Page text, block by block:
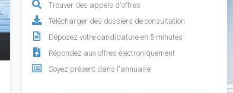
Trouver des appels d'offres
Télécharger des dossiers de consultation
Déposez votre candidature en 5 minutes
Répondez aux offres électroniquement
Soyez présent dans l'annuaire